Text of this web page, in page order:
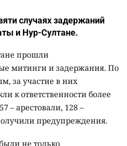
случаях задержаний
и Нур-Султане.
прошли
митинги и задержания. По
за участие в них
к ответственности более
– арестовали, 128 –
предупреждения.
не только